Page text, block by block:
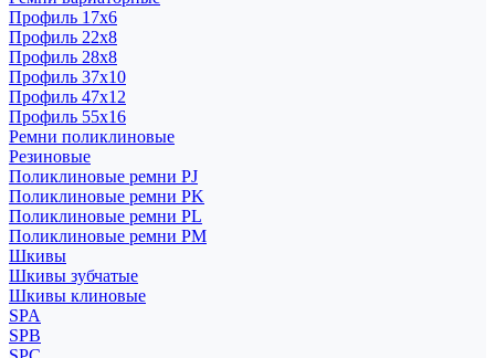
Профиль 17x6
Профиль 22x8
Профиль 28x8
Профиль 37x10
Профиль 47x12
Профиль 55x16
Ремни поликлиновые
Резиновые
Поликлиновые ремни PJ
Поликлиновые ремни PK
Поликлиновые ремни PL
Поликлиновые ремни PM
Шкивы
Шкивы зубчатые
Шкивы клиновые
SPA
SPB